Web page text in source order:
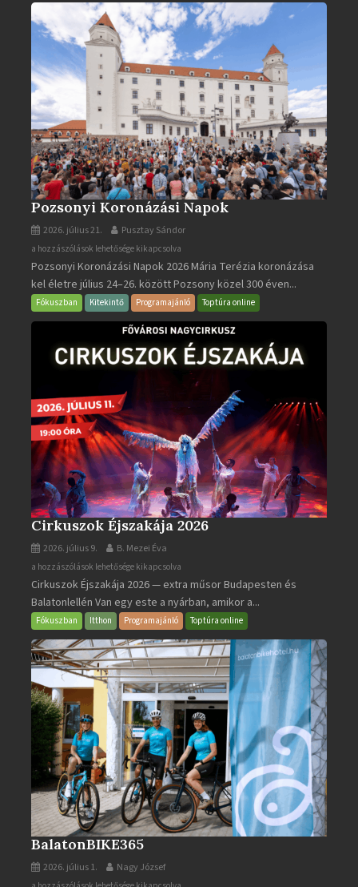
bejegyzéshez
Pozsonyi Koronázási Napok
2026. július 21. Pusztay Sándor
Pozsonyi
Koronázási
Napok
bejegyzéshez
a hozzászólások lehetősége kikapcsolva
Pozsonyi Koronázási Napok 2026 Mária Terézia koronázása
kel életre július 24–26. között Pozsony közel 300 éven...
Fókuszban Kitekintő Programajánló Toptúra online
Cirkuszok Éjszakája 2026
2026. július 9. B. Mezei Éva
Cirkuszok
Éjszakája
2026
bejegyzéshez
a hozzászólások lehetősége kikapcsolva
Cirkuszok Éjszakája 2026 — extra műsor Budapesten és
Balatonlellén Van egy este a nyárban, amikor a...
Fókuszban Itthon Programajánló Toptúra online
BalatonBIKE365
2026. július 1. Nagy József